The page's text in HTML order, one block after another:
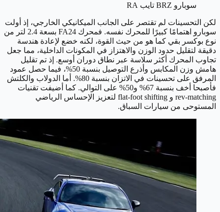
سوبارو BRZ تايب RA
لكن التحسينات لم تقتصر على الجانب الميكانيكي الخارجي، إذ أولت
سوبارو اهتمامًا كبيرًا للمحرك نفسه. فمحرك FA24 بسعة 2.4 لتر من
نوع بوكسر بقي كما هو من حيث القوة، لكنه خضع لإعادة هندسة
دقيقة لتقليل حدود الوزن والاهتزاز في المكونات الداخلية، مما جعل
تجاوب المحرك أكثر سلاسة عبر نطاق دوران أوسع. إذ تم تقليل
هامش وزن المكابس وأذرع التوصيل بنسبة 50%، فيما حصل عمود
المرفق على تحسينات في الاتزان بنسبة 80%. أما الدولاب والكلتش
فأصبحا أخف بنسبة 67% و50% على التوالي. كما أضيفت تقنيات
rev-matching و flat-foot shifting لتعزيز الإحساس الرياضي
المستوحى من سيارات السباق.